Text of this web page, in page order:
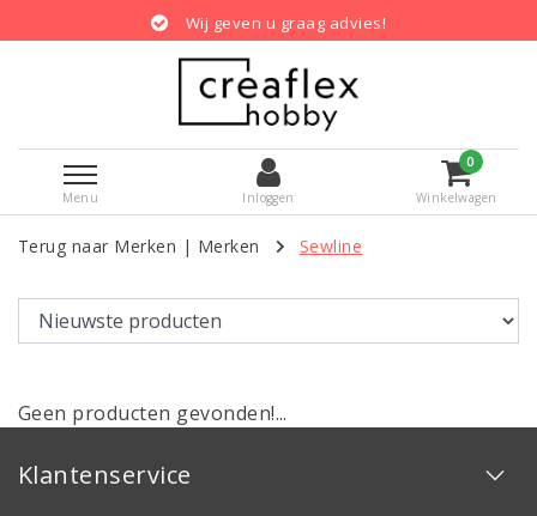
Wij geven u graag advies!
Menu Inloggen
0
Winkelwagen
Terug naar Merken | Merken Sewline
Geen producten gevonden!...
Klantenservice